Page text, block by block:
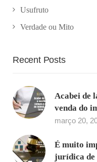
Usufruto
Verdade ou Mito
Recent Posts
Acabei de
venda do
março 20,
É muito
jurídica de